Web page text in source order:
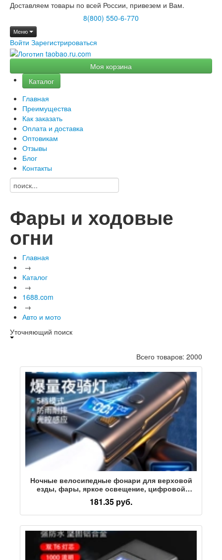
Доставляем товары по всей России, привезем и Вам.
8(800) 550-6-770
Меню
Войти Зарегистрироваться
Моя корзина
Каталог
Главная
Преимущества
Как заказать
Оплата и доставка
Оптовикам
Отзывы
Блог
Контакты
Фары и ходовые
огни
Главная
→
Каталог
→
1688.com
→
Авто и мото
Уточняющий поиск
Всего товаров: 2000
Ночные велосипедные фонари для верховой
езды, фары, яркое освещение, цифровой
дисплей, детские велосипедные фонари для
горных дорог, водонепроницаемое снаряжение
для верховой езды
181.35 руб.